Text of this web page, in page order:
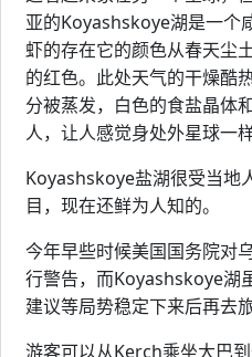
亚的Koyashskoye湖是一个
虾的存在它的颜色从春天尘
的红色。此处天气的干燥酷
分被蒸发，白色的食盐晶体
人，让人感觉身处外星球一样
Koyashskoye盐湖很受当地
目，现在还鲜为人知的。
今年早些时候美国国务院对
行警告，而Koyashskoye湖
建议等局势稳定下来后再去旅
游客可以从Kerch乘坐大巴